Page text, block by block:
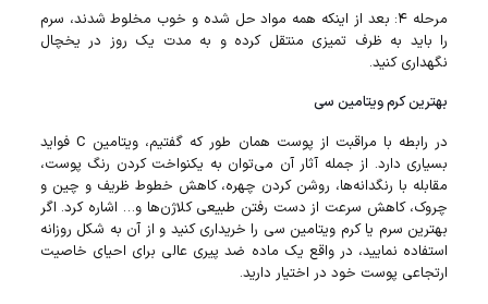
مرحله ۴: بعد از اینکه همه مواد حل شده و خوب مخلوط شدند، سرم
را باید به ظرف تمیزی منتقل کرده و به مدت یک روز در یخچال
نگهداری کنید.
بهترین کرم ویتامین سی
در رابطه با مراقبت از پوست همان طور که گفتیم، ویتامین C فواید
بسیاری دارد. از جمله آثار آن می‌توان به یکنواخت کردن رنگ پوست،
مقابله با رنگدانه‌ها، روشن کردن چهره، کاهش خطوط ظریف و چین و
چروک، کاهش سرعت از دست رفتن طبیعی کلاژن‌ها و… اشاره کرد. اگر
بهترین سرم یا کرم ویتامین سی را خریداری کنید و از آن به شکل روزانه
استفاده نمایید، در واقع یک ماده ضد پیری عالی برای احیای خاصیت
ارتجاعی پوست خود در اختیار دارید.